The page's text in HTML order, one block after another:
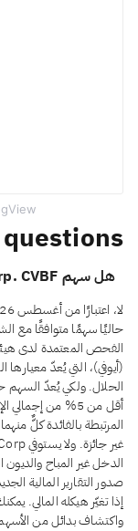
هل سهم CVB Financial Corp. CVBF حلال للاستثمار؟
حاليًا سهمًا متوافقًا مع
الفحص المعتمدة لدى
الحلال. ولكي يُعدّ السهم
أقل من 5% من
الدخل غير المباح
صدور التقارير المالية
واكتشاف بدائل من الأسهم